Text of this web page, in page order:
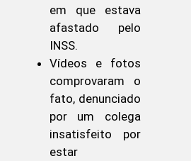
em que estava
afastado pelo
INSS.
Vídeos e fotos
comprovaram o
fato, denunciado
por um colega
insatisfeito por
estar